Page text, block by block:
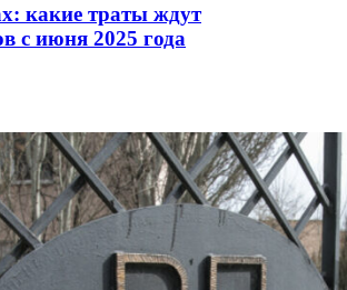
какие траты ждут
с июня 2025 года